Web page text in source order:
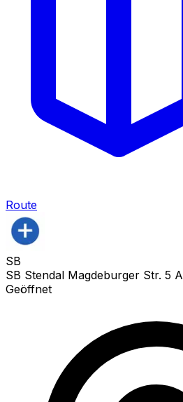
Route
SB
SB Stendal Magdeburger Str. 5 A
Geöffnet